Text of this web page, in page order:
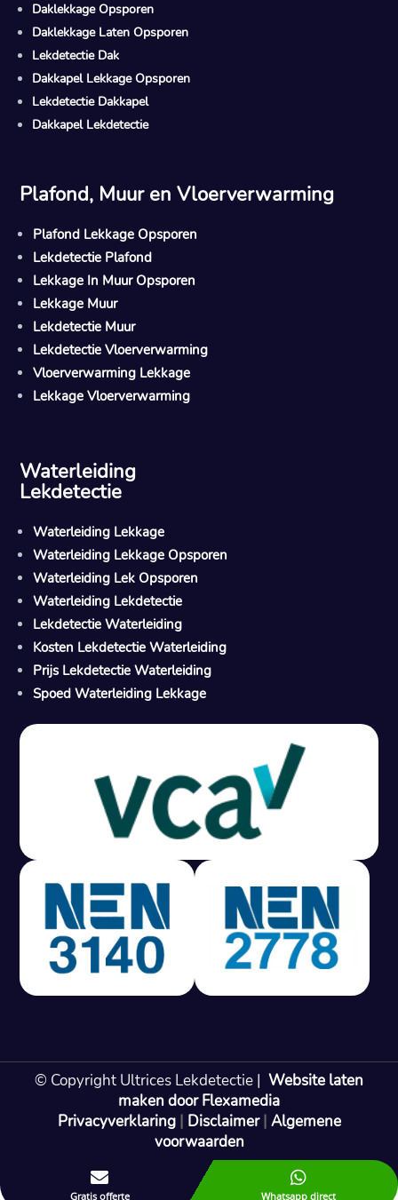
M
Gratis offerte in 24 uur
Geen lekkage? Geen betaling.
Vast tarief van € 395,- exc btw.
Rapport binnen 3 werkdagen.
100% RIsicovrij.
Vaak vergoed door verzekeraar.
Gratis offerte in 24 uur
Bel: 085 080 55 42
Daklekkage Opsporen
Daklekkage Laten Opsporen
Lekdetectie Dak
Dakkapel Lekkage Opsporen
Lekdetectie Dakkapel
Dakkapel Lekdetectie
Plafond, Muur en Vloerverwarming
Plafond Lekkage Opsporen
Lekdetectie Plafond
Lekkage In Muur Opsporen
Lekkage Muur
Lekdetectie Muur
Lekdetectie Vloerverwarming
Vloerverwarming Lekkage
Lekkage Vloerverwarming
Waterleiding
Lekdetectie
Waterleiding Lekkage
Waterleiding Lekkage Opsporen
Waterleiding Lek Opsporen
Waterleiding Lekdetectie
Lekdetectie Waterleiding
Kosten Lekdetectie Waterleiding
Prijs Lekdetectie Waterleiding
Spoed Waterleiding Lekkage
© Copyright Ultrices Lekdetectie | Website laten
maken door Flexamedia
Privacyverklaring| Disclaimer| Algemene
voorwaarden

Gratis offerte

Whatsapp direct